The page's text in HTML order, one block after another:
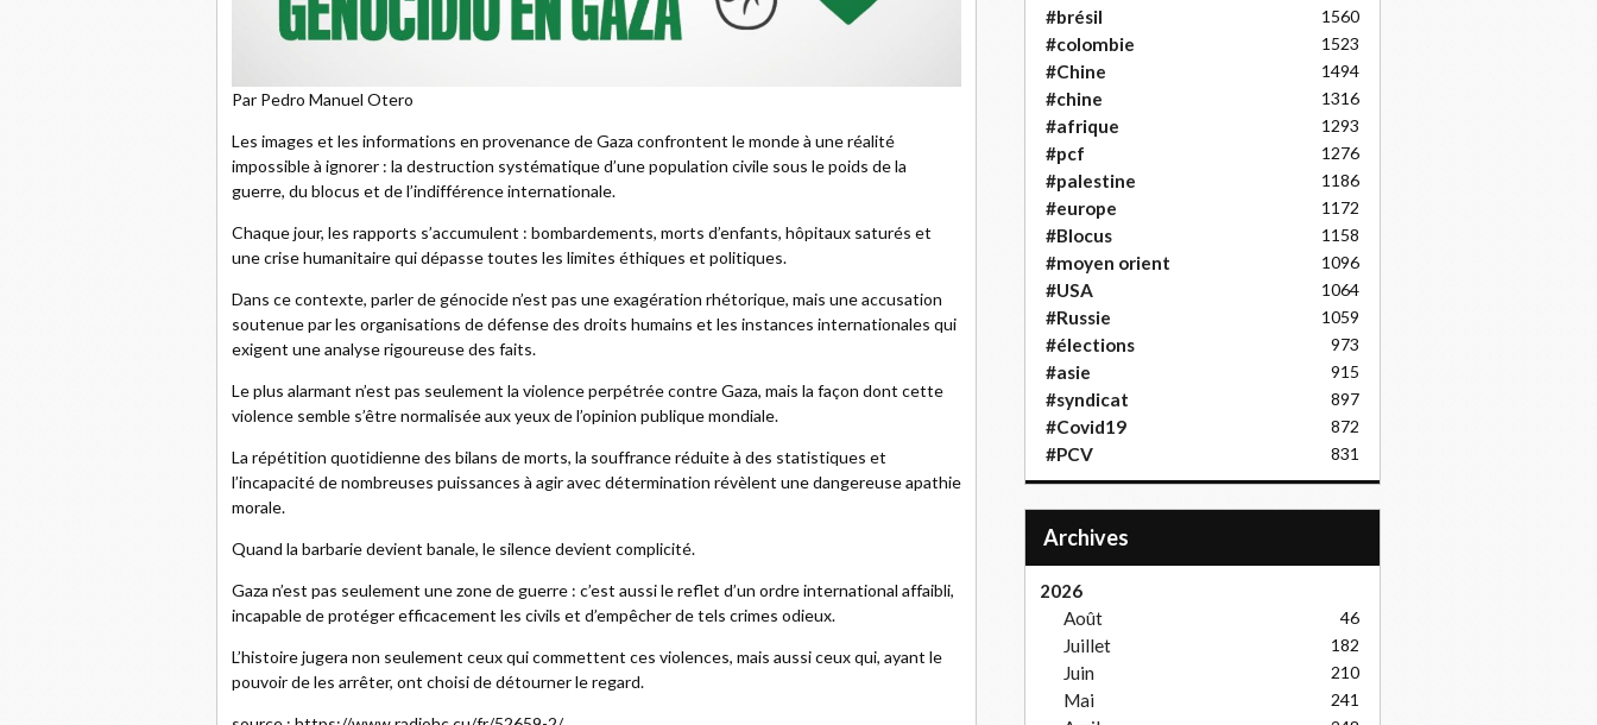
Par Pedro Manuel Otero
Les images et les informations en provenance de Gaza confrontent le monde à une réalité
impossible à ignorer : la destruction systématique d’une population civile sous le poids de la
guerre, du blocus et de l’indifférence internationale.
Chaque jour, les rapports s’accumulent : bombardements, morts d’enfants, hôpitaux saturés et
une crise humanitaire qui dépasse toutes les limites éthiques et politiques.
Dans ce contexte, parler de génocide n’est pas une exagération rhétorique, mais une accusation
soutenue par les organisations de défense des droits humains et les instances internationales qui
exigent une analyse rigoureuse des faits.
Le plus alarmant n’est pas seulement la violence perpétrée contre Gaza, mais la façon dont cette
violence semble s’être normalisée aux yeux de l’opinion publique mondiale.
La répétition quotidienne des bilans de morts, la souffrance réduite à des statistiques et
l’incapacité de nombreuses puissances à agir avec détermination révèlent une dangereuse apathie
morale.
Quand la barbarie devient banale, le silence devient complicité.
Gaza n’est pas seulement une zone de guerre : c’est aussi le reflet d’un ordre international affaibli,
incapable de protéger efficacement les civils et d’empêcher de tels crimes odieux.
L’histoire jugera non seulement ceux qui commettent ces violences, mais aussi ceux qui, ayant le
pouvoir de les arrêter, ont choisi de détourner le regard.
#brésil 1560
#colombie 1523
#Chine 1494
#chine 1316
#afrique 1293
#pcf 1276
#palestine 1186
#europe 1172
#Blocus 1158
#moyen orient 1096
#USA 1064
#Russie 1059
#élections 973
#asie 915
#syndicat 897
#Covid19 872
#PCV 831
Archives
2026
Août
46
Juillet 182
Juin 210
Mai 241